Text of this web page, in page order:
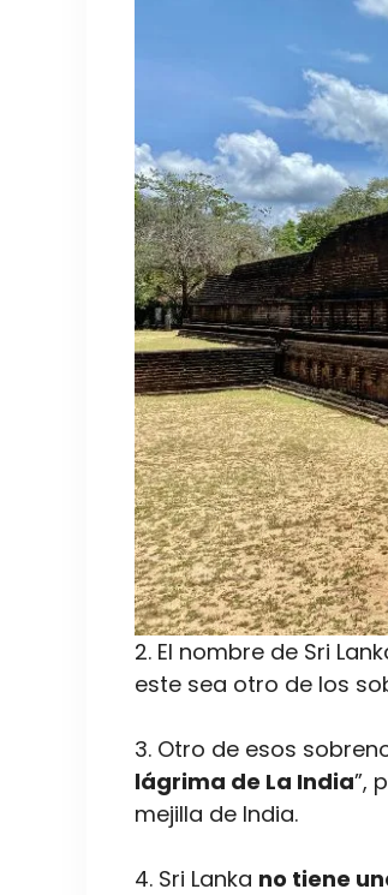
2. El nombre de Sri
este sea otro de los
3. Otro de esos
lágrima de La India”,
mejilla de India.
4. Sri Lanka no tiene